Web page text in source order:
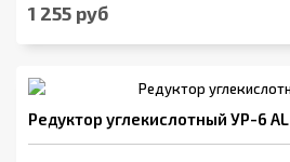
1 255 руб
Редуктор углекислотный УР-6 AL